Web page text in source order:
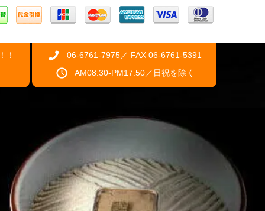
！
06-6761-7975／ FAX 06-6761-5391
AM08:30-PM17:50／日祝を除く